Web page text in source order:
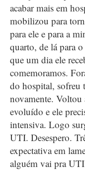
acabar mais em
mobilizou para
para ele e para a
quarto, de lá para
que um dia ele
comemoramos.
do hospital, sofreu
novamente.
evoluído e ele
intensiva. Logo
UTI. Desespero.
expectativa em
alguém vai pra